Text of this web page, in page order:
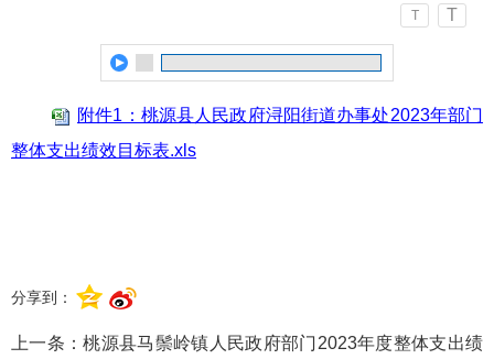
T T
附件1：桃源县人民政府浔阳街道办事处2023年部门
整体支出绩效目标表.xls
分享到：
上一条：桃源县马鬃岭镇人民政府部门2023年度整体支出绩